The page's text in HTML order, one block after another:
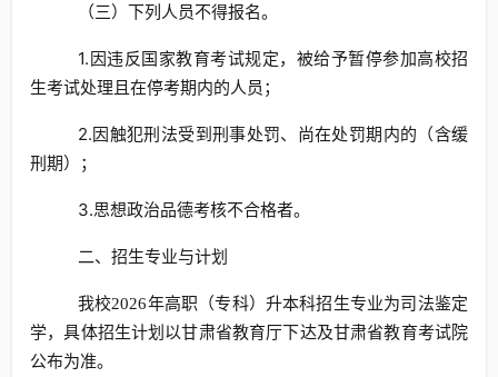
（三）下列人员不得报名。
1.因违反国家教育考试规定，被给予暂停参加高校招
生考试处理且在停考期内的人员；
2.因触犯刑法受到刑事处罚、尚在处罚期内的（含缓
刑期）；
3.思想政治品德考核不合格者。
二、招生专业与计划
我校2026年高职（专科）升本科招生专业为司法鉴定
学，具体招生计划以甘肃省教育厅下达及甘肃省教育考试院
公布为准。